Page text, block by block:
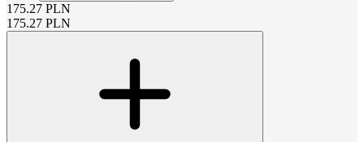
175.27 PLN
175.27 PLN